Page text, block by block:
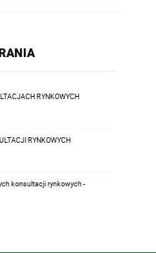
RYNKOWYCH
RYNKOWYCH
konsultacji rynkowych -